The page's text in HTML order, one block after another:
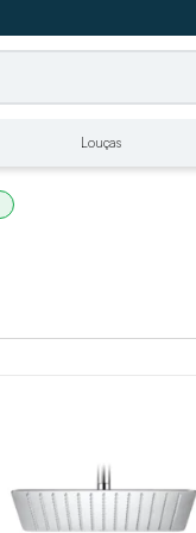
Louças